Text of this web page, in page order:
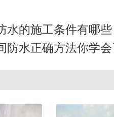
水的施工条件有哪
防水正确方法你学